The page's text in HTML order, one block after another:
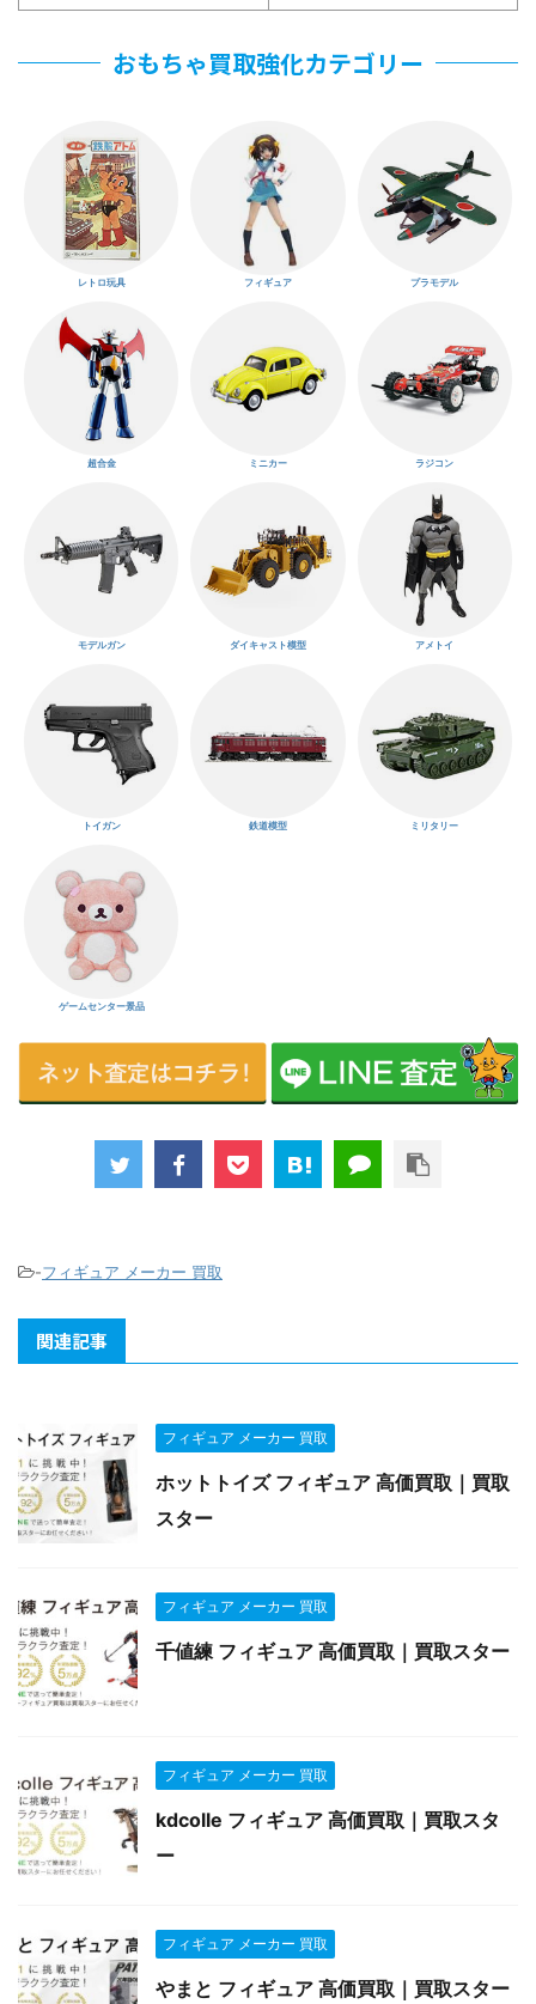
おもちゃ買取強化カテゴリー
レトロ玩具 フィギュア プラモデル
超合金 ミニカー ラジコン
モデルガン ダイキャスト模型 アメトイ
トイガン 鉄道模型 ミリタリー
ゲームセンター景品
-フィギュア メーカー 買取
関連記事
フィギュア メーカー 買取
ホットトイズ フィギュア 高価買取｜買取
スター
フィギュア メーカー 買取
千値練 フィギュア 高価買取｜買取スター
フィギュア メーカー 買取
kdcolle フィギュア 高価買取｜買取スタ
ー
フィギュア メーカー 買取
やまと フィギュア 高価買取｜買取スター